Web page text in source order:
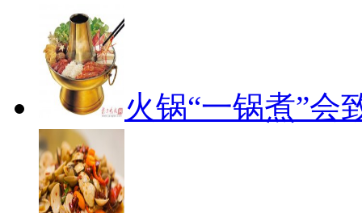
火锅“一锅煮”会